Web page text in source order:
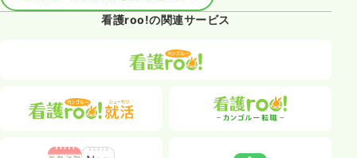
看護roo!の関連サービス